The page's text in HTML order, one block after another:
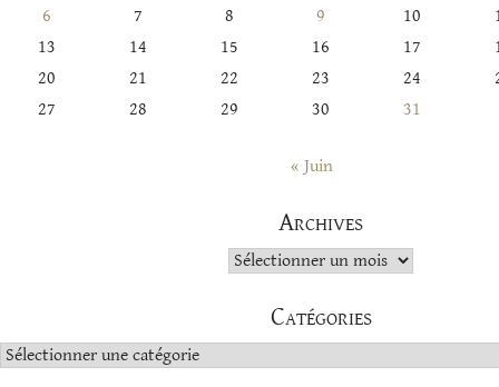
6
7 8 9 10
13
14 15 16 17
20
21 22 23 24
27
28 29 30 31
« Juin
Archives
Archives
Catégories
Catégories